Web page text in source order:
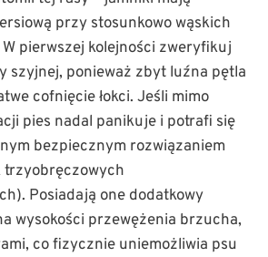
przy stosunkowo wąskich
pierwszej kolejności zweryfikuj
szyjnej, ponieważ zbyt luźna pętla
cofnięcie łokci. Jeśli mimo
pies nadal panikuje i potrafi się
bezpiecznym rozwiązaniem
trzyobręczowych
Posiadają one dodatkowy
wysokości przewężenia brzucha,
co fizycznie uniemożliwia psu